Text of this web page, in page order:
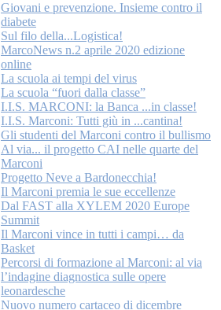
Giovani e prevenzione. Insieme contro il
diabete
Sul filo della...Logistica!
MarcoNews n.2 aprile 2020 edizione
online
La scuola ai tempi del virus
La scuola “fuori dalla classe”
I.I.S. MARCONI: la Banca ...in classe!
I.I.S. Marconi: Tutti giù in ...cantina!
Gli studenti del Marconi contro il bullismo
Al via... il progetto CAI nelle quarte del
Marconi
Progetto Neve a Bardonecchia!
Il Marconi premia le sue eccellenze
Dal FAST alla XYLEM 2020 Europe
Summit
Il Marconi vince in tutti i campi… da
Basket
Percorsi di formazione al Marconi: al via
l’indagine diagnostica sulle opere
leonardesche
Nuovo numero cartaceo di dicembre